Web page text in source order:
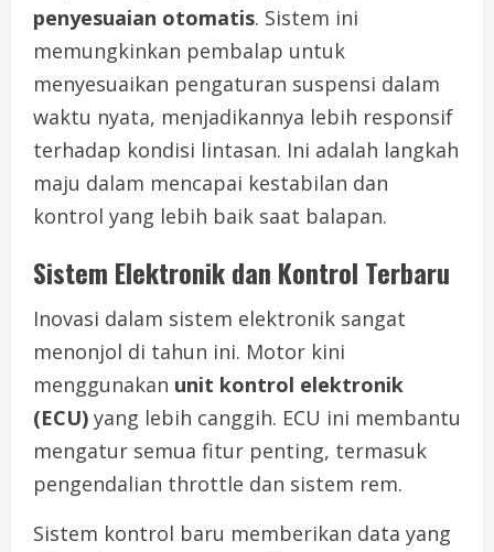
penyesuaian otomatis. Sistem ini
memungkinkan pembalap untuk
menyesuaikan pengaturan suspensi dalam
waktu nyata, menjadikannya lebih responsif
terhadap kondisi lintasan. Ini adalah langkah
maju dalam mencapai kestabilan dan
kontrol yang lebih baik saat balapan.
Sistem Elektronik dan Kontrol Terbaru
Inovasi dalam sistem elektronik sangat
menonjol di tahun ini. Motor kini
menggunakan unit kontrol elektronik
(ECU) yang lebih canggih. ECU ini membantu
mengatur semua fitur penting, termasuk
pengendalian throttle dan sistem rem.
Sistem kontrol baru memberikan data yang